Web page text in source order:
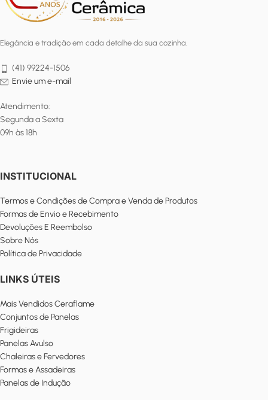
Elegância e tradição em cada detalhe da sua cozinha.
(41) 99224-1506
Envie um e-mail
Atendimento:
Segunda a Sexta
09h às 18h
INSTITUCIONAL
Termos e Condições de Compra e Venda de Produtos
Formas de Envio e Recebimento
Devoluções E Reembolso
Sobre Nós
Política de Privacidade
LINKS ÚTEIS
Mais Vendidos Ceraflame
Conjuntos de Panelas
Frigideiras
Panelas Avulso
Chaleiras e Fervedores
Formas e Assadeiras
Panelas de Indução